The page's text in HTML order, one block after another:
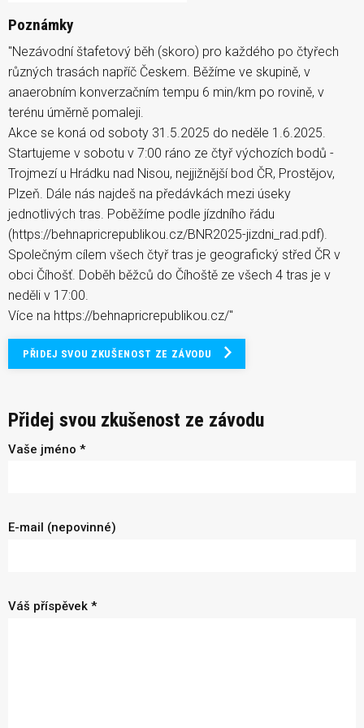
Poznámky
"Nezávodní štafetový běh (skoro) pro každého po čtyřech
různých trasách napříč Českem. Běžíme ve skupině, v
anaerobním konverzačním tempu 6 min/km po rovině, v
terénu úměrně pomaleji.
Akce se koná od soboty 31.5.2025 do neděle 1.6.2025.
Startujeme v sobotu v 7:00 ráno ze čtyř výchozích bodů -
Trojmezí u Hrádku nad Nisou, nejjižnější bod ČR, Prostějov,
Plzeň. Dále nás najdeš na předávkách mezi úseky
jednotlivých tras. Poběžíme podle jízdního řádu
(https://behnapricrepublikou.cz/BNR2025-jizdni_rad.pdf).
Společným cílem všech čtyř tras je geografický střed ČR v
obci Číhošť. Doběh běžců do Číhoště ze všech 4 tras je v
neděli v 17:00.
Více na https://behnapricrepublikou.cz/"
PŘIDEJ SVOU ZKUŠENOST ZE ZÁVODU
Přidej svou zkušenost ze závodu
Vaše jméno *
E-mail (nepovinné)
Váš příspěvek *